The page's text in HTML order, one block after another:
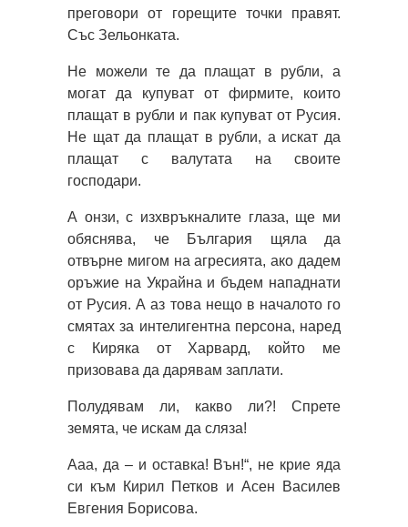
преговори от горещите точки правят.
Със Зельонката.
Не можели те да плащат в рубли, а
могат да купуват от фирмите, които
плащат в рубли и пак купуват от Русия.
Не щат да плащат в рубли, а искат да
плащат с валутата на своите
господари.
А онзи, с изхвръкналите глаза, ще ми
обяснява, че България щяла да
отвърне мигом на агресията, ако дадем
оръжие на Украйна и бъдем нападнати
от Русия. А аз това нещо в началото го
смятах за интелигентна персона, наред
с Киряка от Харвард, който ме
призовава да дарявам заплати.
Полудявам ли, какво ли?! Спрете
земята, че искам да сляза!
Ааа, да – и оставка! Вън!“, не крие яда
си към Кирил Петков и Асен Василев
Евгения Борисова.